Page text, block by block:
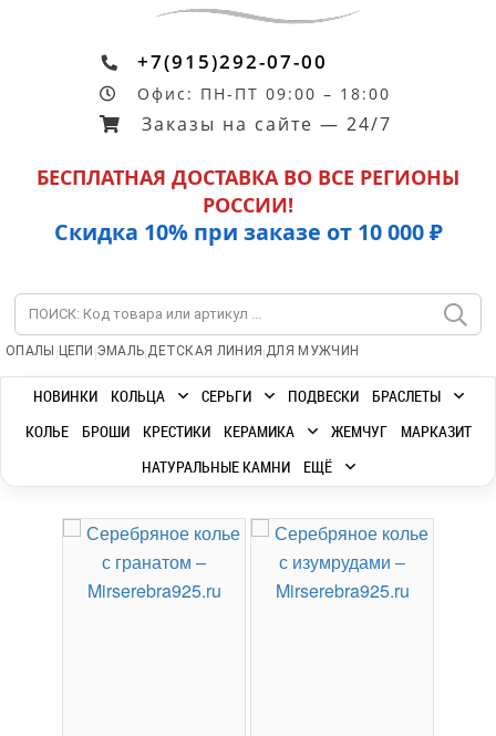
+7(915)292-07-00
Офис: ПН-ПТ 09:00 – 18:00
Заказы на сайте — 24/7
БЕСПЛАТНАЯ ДОСТАВКА ВО ВСЕ РЕГИОНЫ
РОССИИ!
Скидка 10% при заказе от 10 000 ₽
ОПАЛЫ | ЦЕПИ |ЭМАЛЬ|ДЕТСКАЯ ЛИНИЯ |ДЛЯ МУЖЧИН
НОВИНКИ КОЛЬЦА СЕРЬГИ ПОДВЕСКИ
БРАСЛЕТЫ
КОЛЬЕ
БРОШИ КРЕСТИКИ КЕРАМИКА ЖЕМЧУГ
МАРКАЗИТ
НАТУРАЛЬНЫЕ КАМНИ
ЕЩЁ